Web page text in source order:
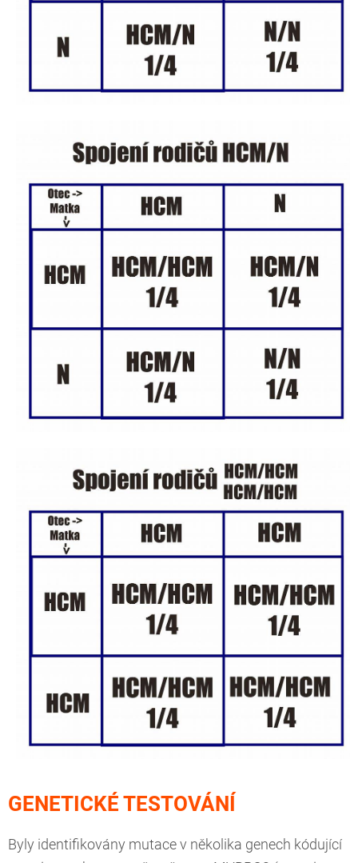
GENETICKÉ TESTOVÁNÍ
Byly identifikovány mutace v několika genech kódující